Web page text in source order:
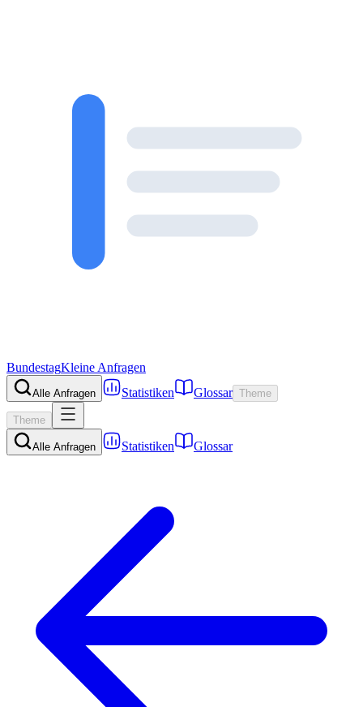
BundestagKleine Anfragen
Alle Anfragen Statistiken Glossar Theme
Theme
Alle Anfragen Statistiken Glossar